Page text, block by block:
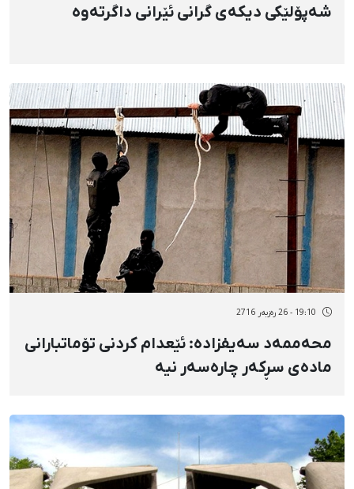
شەپۆلێکی دیکەی گرانی ئێرانی داگرتەوە
19:10 - 26 رەزبەر 2716
محەممەد سەیفزادە: ئێعدام کردنی تۆماتبارانی
مادەی سڕکەر چارەسەر نیە